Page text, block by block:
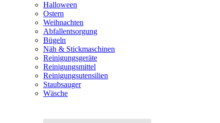
Halloween
Ostern
Weihnachten
Abfallentsorgung
Bügeln
Näh & Stickmaschinen
Reinigungsgeräte
Reinigungsmittel
Reinigungsutensilien
Staubsauger
Wäsche